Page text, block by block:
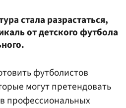
стала разрастаться,
от детского футбола
футболистов
могут претендовать
профессиональных